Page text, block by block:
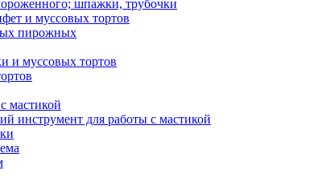
шпажки, трубочки
и муссовых тортов
пирожных
и муссовых тортов
мастикой
инструмент для работы с мастикой